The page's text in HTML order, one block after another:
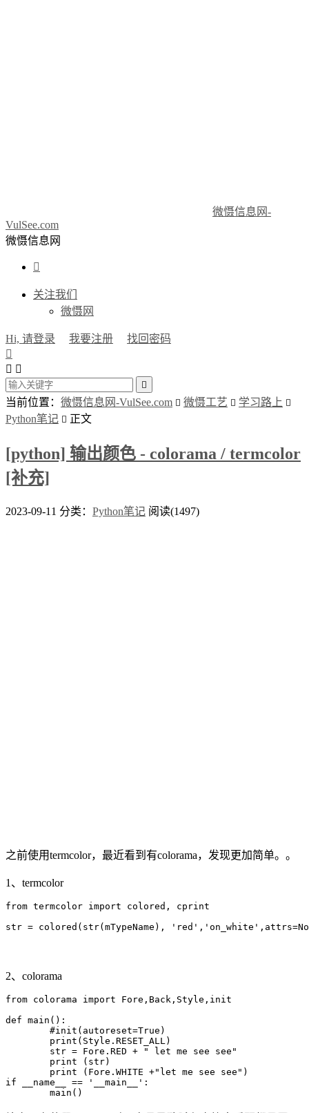
微慑信息网-
VulSee.com
微慑信息网

关注我们
微慑网
Hi, 请登录 我要注册
找回密码

 

当前位置： 微慑信息网-VulSee.com  微慑工艺  学习路上 
Python笔记  正文
[python] 输出颜色 - colorama / termcolor
[补充]
2023-09-11 分类： Python笔记 阅读(1497)
之前使用termcolor，最近看到有colorama，发现更加简单。。
1、termcolor
from termcolor import colored, cprint
str = colored(str(mTypeName),
2、colorama
from colorama import Fore,Back,Style,init
def main():
if __name__ == '__main__':
	main()